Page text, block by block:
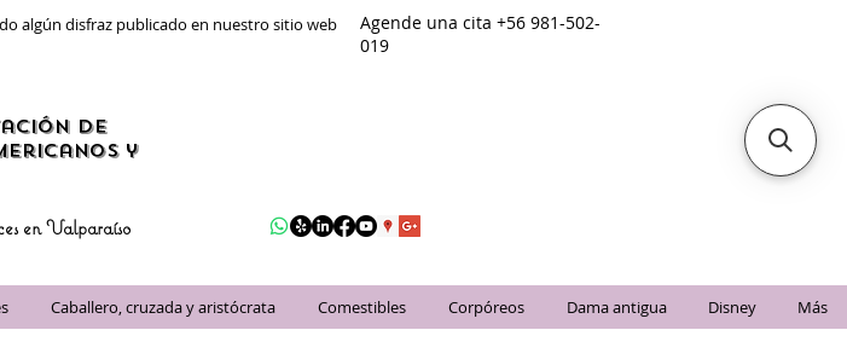
algún disfraz publicado en nuestro sitio web
Agende una cita +56 981-502-
019
de
y
en Valparaíso
Caballero, cruzada y aristócrata Comestibles Corpóreos Dama antigua Disney Más